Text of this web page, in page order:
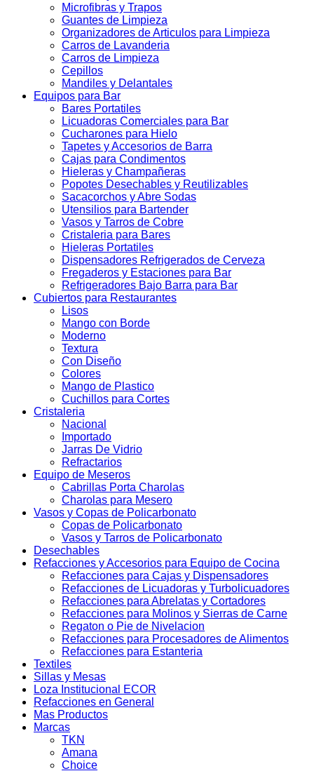
Microfibras y Trapos
Guantes de Limpieza
Organizadores de Articulos para Limpieza
Carros de Lavanderia
Carros de Limpieza
Cepillos
Mandiles y Delantales
Equipos para Bar
Bares Portatiles
Licuadoras Comerciales para Bar
Cucharones para Hielo
Tapetes y Accesorios de Barra
Cajas para Condimentos
Hieleras y Champañeras
Popotes Desechables y Reutilizables
Sacacorchos y Abre Sodas
Utensilios para Bartender
Vasos y Tarros de Cobre
Cristaleria para Bares
Hieleras Portatiles
Dispensadores Refrigerados de Cerveza
Fregaderos y Estaciones para Bar
Refrigeradores Bajo Barra para Bar
Cubiertos para Restaurantes
Lisos
Mango con Borde
Moderno
Textura
Con Diseño
Colores
Mango de Plastico
Cuchillos para Cortes
Cristaleria
Nacional
Importado
Jarras De Vidrio
Refractarios
Equipo de Meseros
Cabrillas Porta Charolas
Charolas para Mesero
Vasos y Copas de Policarbonato
Copas de Policarbonato
Vasos y Tarros de Policarbonato
Desechables
Refacciones y Accesorios para Equipo de Cocina
Refacciones para Cajas y Dispensadores
Refacciones de Licuadoras y Turbolicuadores
Refacciones para Abrelatas y Cortadores
Refacciones para Molinos y Sierras de Carne
Regaton o Pie de Nivelacion
Refacciones para Procesadores de Alimentos
Refacciones para Estanteria
Textiles
Sillas y Mesas
Loza Institucional ECOR
Refacciones en General
Mas Productos
Marcas
TKN
Amana
Choice